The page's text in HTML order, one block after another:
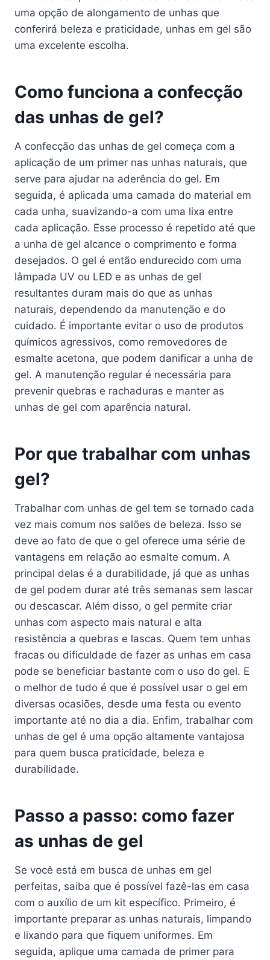
uma opção de alongamento de unhas que
conferirá beleza e praticidade, unhas em gel são
uma excelente escolha.
Como funciona a confecção
das unhas de gel?
A confecção das unhas de gel começa com a
aplicação de um primer nas unhas naturais, que
serve para ajudar na aderência do gel. Em
seguida, é aplicada uma camada do material em
cada unha, suavizando-a com uma lixa entre
cada aplicação. Esse processo é repetido até que
a unha de gel alcance o comprimento e forma
desejados. O gel é então endurecido com uma
lâmpada UV ou LED e as unhas de gel
resultantes duram mais do que as unhas
naturais, dependendo da manutenção e do
cuidado. É importante evitar o uso de produtos
químicos agressivos, como removedores de
esmalte acetona, que podem danificar a unha de
gel. A manutenção regular é necessária para
prevenir quebras e rachaduras e manter as
unhas de gel com aparência natural.
Por que trabalhar com unhas
gel?
Trabalhar com unhas de gel tem se tornado cada
vez mais comum nos salões de beleza. Isso se
deve ao fato de que o gel oferece uma série de
vantagens em relação ao esmalte comum. A
principal delas é a durabilidade, já que as unhas
de gel podem durar até três semanas sem lascar
ou descascar. Além disso, o gel permite criar
unhas com aspecto mais natural e alta
resistência a quebras e lascas. Quem tem unhas
fracas ou dificuldade de fazer as unhas em casa
pode se beneficiar bastante com o uso do gel. E
o melhor de tudo é que é possível usar o gel em
diversas ocasiões, desde uma festa ou evento
importante até no dia a dia. Enfim, trabalhar com
unhas de gel é uma opção altamente vantajosa
para quem busca praticidade, beleza e
durabilidade.
Passo a passo: como fazer
as unhas de gel
Se você está em busca de unhas em gel
perfeitas, saiba que é possível fazê-las em casa
com o auxílio de um kit específico. Primeiro, é
importante preparar as unhas naturais, limpando
e lixando para que fiquem uniformes. Em
seguida, aplique uma camada de primer para